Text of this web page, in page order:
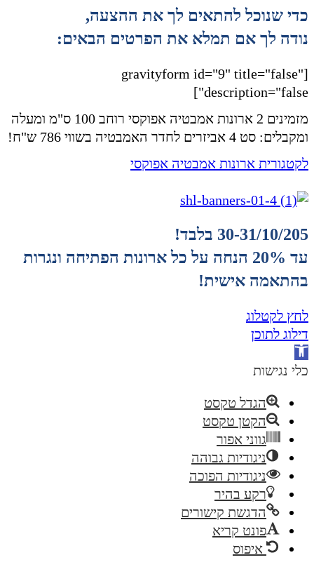
כדי שנוכל להתאים לך את ההצעה,
נודה לך אם תמלא את הפרטים הבאים:
[gravityform id="9" title="false"
description="false"]
מזמינים 2 ארונות אמבטיה אפוקסי רוחב 100 ס"מ ומעלה
ומקבלים: סט 4 אביזרים לחדר האמבטיה בשווי 786 ש"ח!
לקטגורית ארונות אמבטיה אפוקסי
30-31/10/205 בלבד!
עד 20% הנחה על כל ארונות הפתיחה ונגרות
בהתאמה אישית!
לחץ לקטלוג
דילוג לתוכן
פתח
סרגל
כלי נגישות
הגדל טקסט
הקטן טקסט
גווני אפור
ניגודיות גבוהה
ניגודיות הפוכה
רקע בהיר
הדגשת קישורים
פונט קריא
איפוס